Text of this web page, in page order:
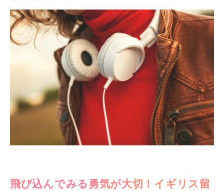
飛び込んでみる勇気が大切！イギリス留